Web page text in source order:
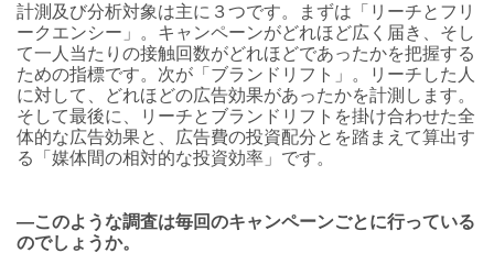
計測及び分析対象は主に３つです。まずは「リーチとフリ
ークエンシー」。キャンペーンがどれほど広く届き、そし
て一人当たりの接触回数がどれほどであったかを把握する
ための指標です。次が「ブランドリフト」。リーチした人
に対して、どれほどの広告効果があったかを計測します。
そして最後に、リーチとブランドリフトを掛け合わせた全
体的な広告効果と、広告費の投資配分とを踏まえて算出す
る「媒体間の相対的な投資効率」です。
―このような調査は毎回のキャンペーンごとに行っている
のでしょうか。